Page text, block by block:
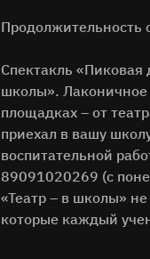
Продолжительность
Спектакль «Пиковая
школы». Лаконичное
площадках – от
приехал в вашу
воспитательной
89091020269 (с
«Театр – в школы»
которые каждый